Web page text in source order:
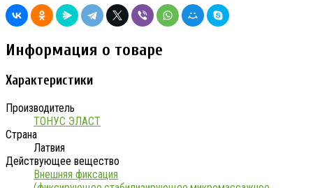
Информация о товаре
Характеристики
Производитель
ТОНУС ЭЛАСТ
Страна
Латвия
Действующее вещество
Внешняя фиксация